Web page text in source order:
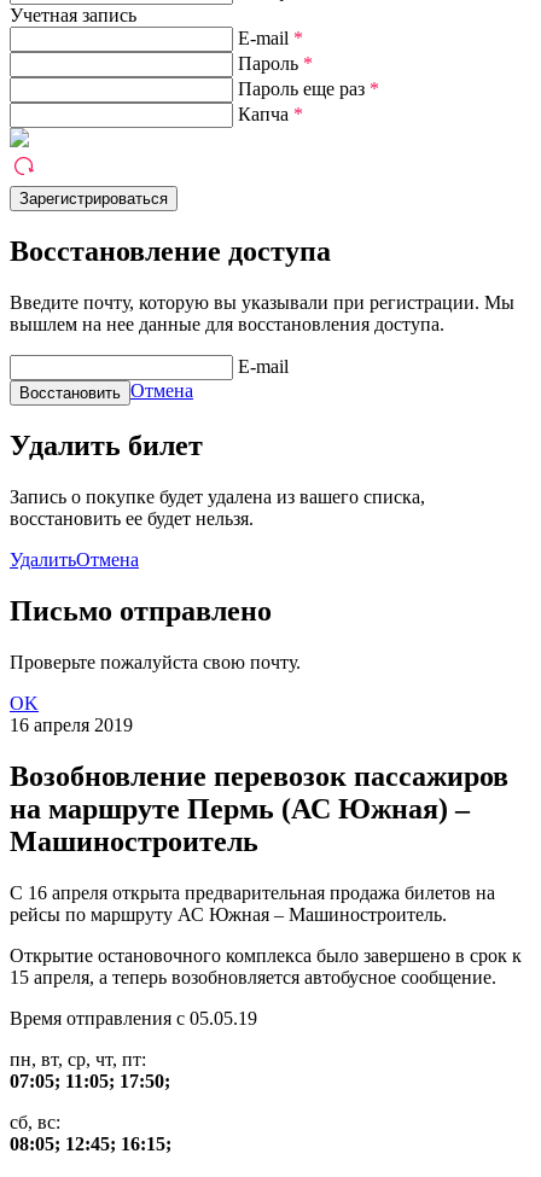
Учетная запись
E-mail *
Пароль *
Пароль еще раз *
Капча *
Восстановление доступа
Введите почту, которую вы указывали при регистрации. Мы
вышлем на нее данные для восстановления доступа.
E-mail
Отмена
Удалить билет
Запись о покупке будет удалена из вашего списка,
восстановить ее будет нельзя.
УдалитьОтмена
Письмо отправлено
Проверьте пожалуйста свою почту.
OK
16 апреля 2019
Возобновление перевозок пассажиров
на маршруте Пермь (АС Южная) –
Машиностроитель
С 16 апреля открыта предварительная продажа билетов на
рейсы по маршруту АС Южная – Машиностроитель.
Открытие остановочного комплекса было завершено в срок к
15 апреля, а теперь возобновляется автобусное сообщение.
Время отправления с 05.05.19
пн, вт, ср, чт, пт:
07:05; 11:05; 17:50;
сб, вс:
08:05; 12:45; 16:15;